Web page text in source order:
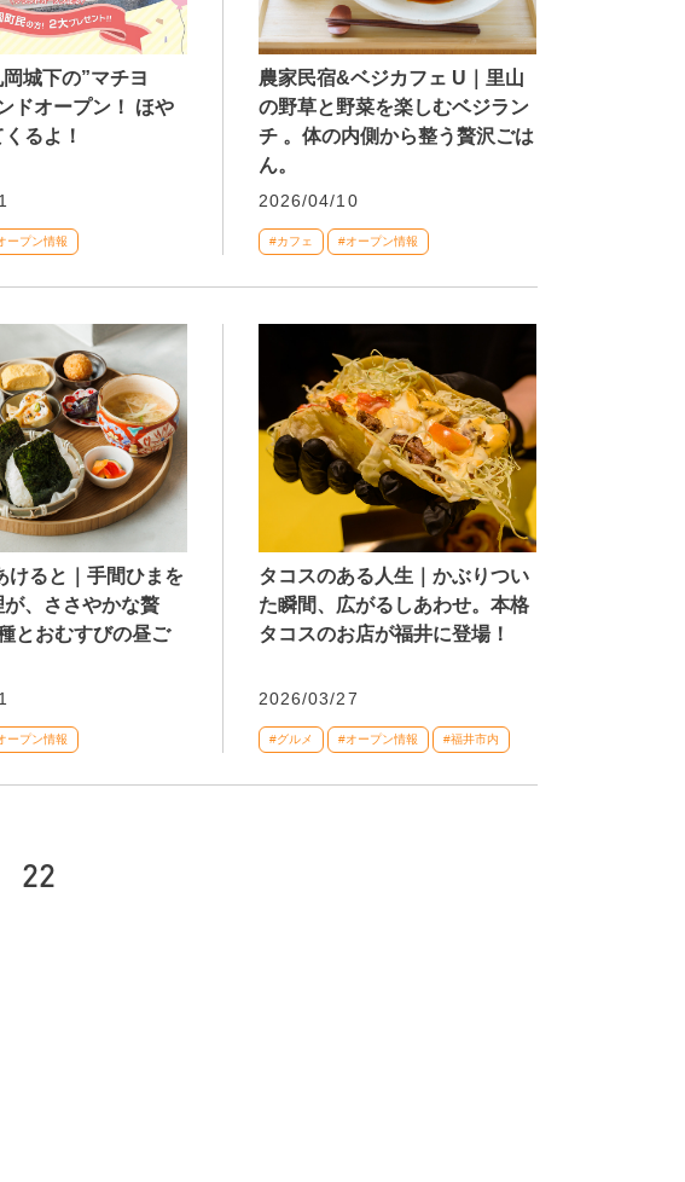
岡城下の”マチヨ
ドオープン！ ほや
るよ！
ープン情報
農家民宿&ベジカフェ U｜里山
の野草と野菜を楽しむベジラン
チ 。体の内側から整う贅沢ごは
ん。
2026/04/10
#カフェ #オープン情報
けると｜手間ひまを
、ささやかな贅
とおむすびの昼ご
ープン情報
タコスのある人生｜かぶりつい
た瞬間、広がるしあわせ。本格
タコスのお店が福井に登場！
2026/03/27
#グルメ #オープン情報 #福井市内
22